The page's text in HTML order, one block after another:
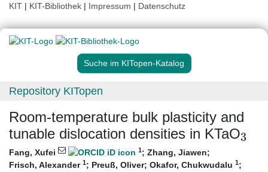
KIT | KIT-Bibliothek | Impressum | Datenschutz
Suche im KITopen-Katalog
Repository KITopen
Room‐temperature bulk plasticity and
tunable dislocation densities in KTaO
3
Fang, Xufei 1; Zhang, Jiawen;
Frisch, Alexander 1; Preuß, Oliver; Okafor, Chukwudalu 1;